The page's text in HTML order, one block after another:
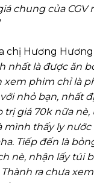
chung của CGV
chị Hương
nhất là được ăn
xem phim chỉ là
nhỏ bạn, nhất
trị giá 70k nữa nè,
mình thấy ly nước
Tiếp đến là
nè, nhận lấy túi
ra chưa